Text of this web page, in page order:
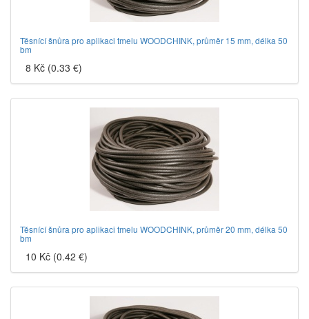
Těsnící šnůra pro aplikaci tmelu WOODCHINK, průměr 15 mm, délka 50
bm
8 Kč (0.33 €)
Těsnící šnůra pro aplikaci tmelu WOODCHINK, průměr 20 mm, délka 50
bm
10 Kč (0.42 €)